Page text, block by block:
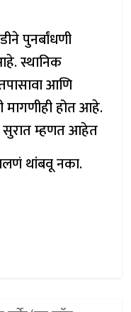
पुनर्बांधणी
स्थानिक
आणि
मागणीही होत आहे.
सुरात म्हणत आहेत
थांबवू नका.